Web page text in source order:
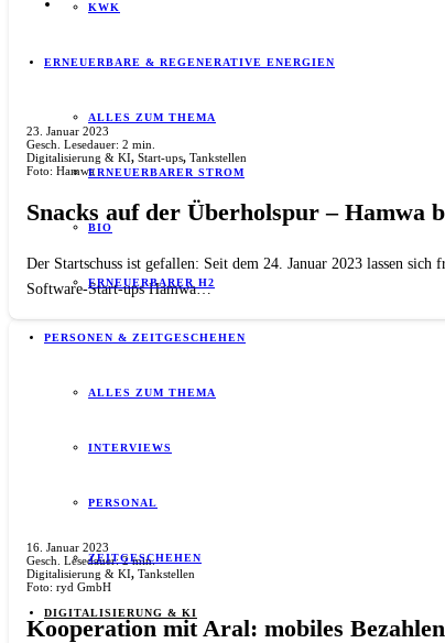
KWK
ERNEUERBARE & REGENERATIVE ENERGIEN
ALLES ZUM THEMA
ERNEUERBARER STROM
BIO
ERNEUERBARER H2
PERSONEN & ZEITGESCHEHEN
ALLES ZUM THEMA
INTERVIEWS
PERSONAL
ZEITGESCHEHEN
DIGITALISIERUNG & KI
23. Januar 2023
Gesch. Lesedauer: 2 min.
Digitalisierung & KI, Start-ups, Tankstellen
Foto: Hamwa
Snacks auf der Überholspur – Hamwa
Der Startschuss ist gefallen: Seit dem 24. Januar 2023 lassen
Software-Start-ups Hamwa…
16. Januar 2023
Gesch. Lesedauer: 2 min.
Digitalisierung & KI, Tankstellen
Foto: ryd GmbH
Kooperation mit Aral: mobiles